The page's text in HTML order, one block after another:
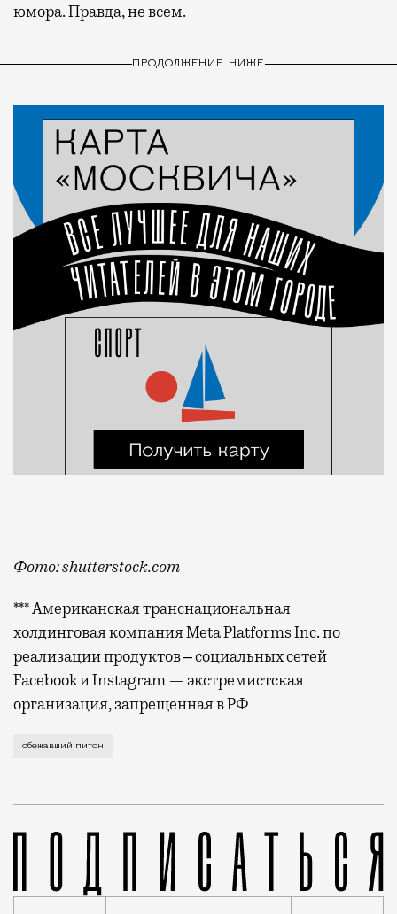
юмора. Правда, не всем.
ПРОДОЛЖЕНИЕ НИЖЕ
Фото: shutterstock.com
*** Американская транснациональная
холдинговая компания Meta Platforms Inc. по
реализации продуктов ‒ социальных сетей
Facebook и Instagram — экстремистская
организация, запрещенная в РФ
сбежавший питон